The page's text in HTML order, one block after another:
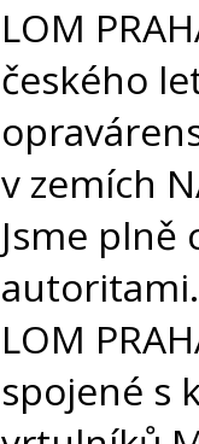
LOM
českého
v zemích
Jsme
LOM
spojené s